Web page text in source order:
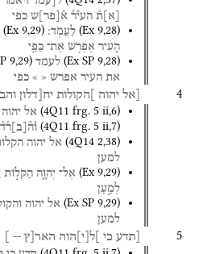
א ת֯ העי֯ר֯ א֯ פר ש כפי
(Ex 9,28) לַעֲמֹֽד׃ (Ex 9,29)
הָעִ֔יר אֶפְרֹ֥שׂ אֶת־ כַּפַּ֖י
(Ex SP 9,28) לעמד 9,29)
את העיר אפרש «
» כפי
4 [אל יהוה ]הקולות יח[דלון
(4Q11 frg. 5 ii,6) אל יהוה
(4Q11 frg. 5 ii,7) ו֯ה֯ ב ר֯ד֯
(4Q14 2,38) אל יהוה
למען
(Ex 9,29) אֶל־ יְהוָ֑ה הַקֹּל֣וֹת
לְמַ֣עַן
(Ex SP 9,29) אל יהוה
למען
5 [תדע כי ]ל י הוה האר[ץ --